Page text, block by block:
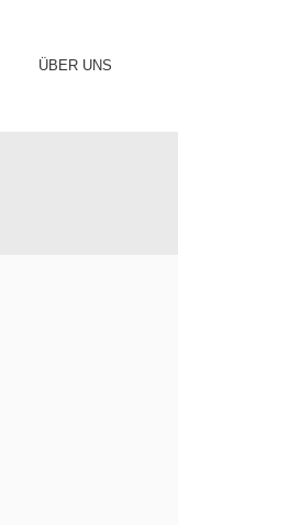
ÜBER UNS